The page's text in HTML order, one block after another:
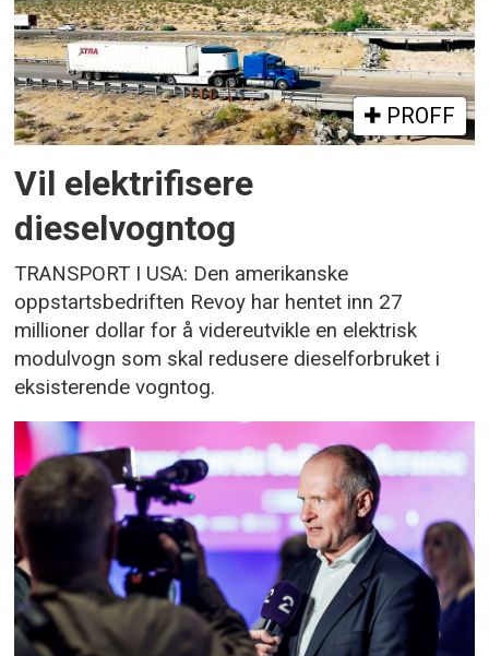
PROFF
Vil elektrifisere
dieselvogntog
TRANSPORT I USA: Den amerikanske
oppstartsbedriften Revoy har hentet inn 27
millioner dollar for å videreutvikle en elektrisk
modulvogn som skal redusere dieselforbruket i
eksisterende vogntog.